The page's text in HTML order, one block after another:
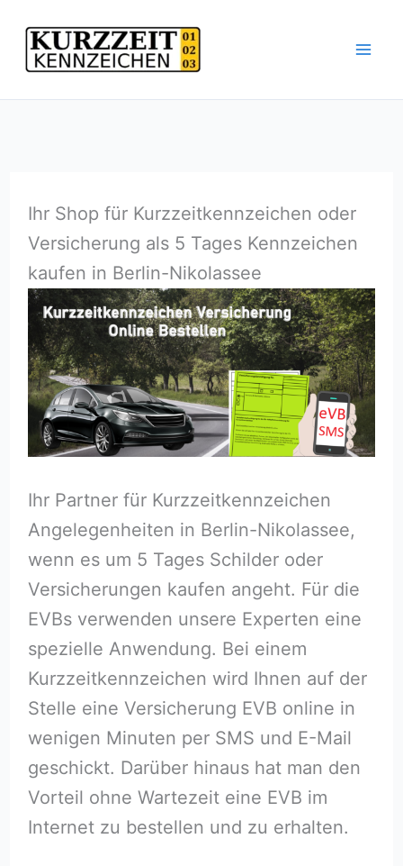
Inhalt
springen
Ihr Shop für Kurzzeitkennzeichen oder
Versicherung als 5 Tages Kennzeichen
kaufen in Berlin-Nikolassee
Ihr Partner für Kurzzeitkennzeichen
Angelegenheiten in Berlin-Nikolassee,
wenn es um 5 Tages Schilder oder
Versicherungen kaufen angeht. Für die
EVBs verwenden unsere Experten eine
spezielle Anwendung. Bei einem
Kurzzeitkennzeichen wird Ihnen auf der
Stelle eine Versicherung EVB online in
wenigen Minuten per SMS und E-Mail
geschickt. Darüber hinaus hat man den
Vorteil ohne Wartezeit eine EVB im
Internet zu bestellen und zu erhalten.